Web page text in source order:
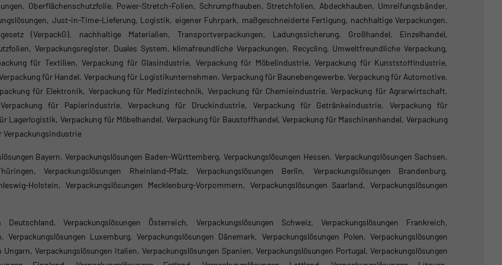
Oberflächenschutzfolie, Power-Stretch-Folien, Schrumpfhauben, Stretchfolien, Abdeckhauben, Umreifungsbänder,
Just-in-Time-Lieferung, Logistik, eigener Fuhrpark, maßgeschneiderte Fertigung, nachhaltige Verpackungen,
(VerpackG), nachhaltige Materialien, Transportverpackungen, Ladungssicherung, Großhandel, Einzelhandel,
Verpackungsregister, Duales System, klimafreundliche Verpackungen, Recycling, Umweltfreundliche Verpackung,
für Textilien, Verpackung für Glasindustrie, Verpackung für Möbelindustrie, Verpackung für Kunststoffindustrie,
für Handel, Verpackung für Logistikunternehmen, Verpackung für Baunebengewerbe, Verpackung für Automotive,
für Elektronik, Verpackung für Medizintechnik, Verpackung für Chemieindustrie, Verpackung für Agrarwirtschaft,
für Papierindustrie, Verpackung für Druckindustrie, Verpackung für Getränkeindustrie, Verpackung für
Verpackung für Möbelhandel, Verpackung für Baustoffhandel, Verpackung für Maschinenhandel, Verpackung
Verpackungsindustrie
Bayern, Verpackungslösungen Baden-Württemberg, Verpackungslösungen Hessen, Verpackungslösungen Sachsen,
Verpackungslösungen Rheinland-Pfalz, Verpackungslösungen Berlin, Verpackungslösungen Brandenburg,
Holstein, Verpackungslösungen Mecklenburg-Vorpommern, Verpackungslösungen Saarland, Verpackungslösungen
Deutschland, Verpackungslösungen Österreich, Verpackungslösungen Schweiz, Verpackungslösungen Frankreich,
Luxemburg, Verpackungslösungen Dänemark, Verpackungslösungen Polen, Verpackungslösungen
Verpackungslösungen Italien, Verpackungslösungen Spanien, Verpackungslösungen Portugal, Verpackungslösungen